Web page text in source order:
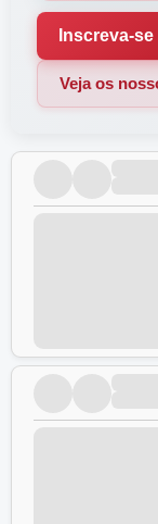
Inscreva-
Veja os